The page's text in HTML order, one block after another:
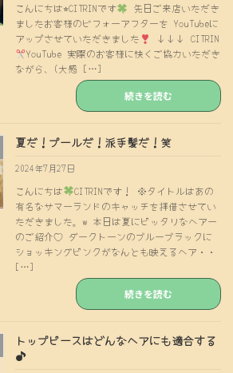
こんにちは⭐︎CITRINです
先日ご来店いただき
ましたお客様のビフォーアフターを YouTubeに
アップさせていただきました
↓↓↓ CITRIN
YouTube 実際のお客様に快くご協力いただき
ながら、(大感 […]
続きを読む
夏だ！プールだ！派手髪だ！笑
2024年7月27日
こんにちは
CITRINです！ ※タイトルはあの
有名なサマーランドのキャッチを拝借させてい
ただきました。w 本日は夏にピッタリなヘアー
のご紹介♡ ダークトーンのブルーブラックに
ショッキングピンクがなんとも映えるヘア・・
[…]
続きを読む
トップピースはどんなヘアにも適合する
♪